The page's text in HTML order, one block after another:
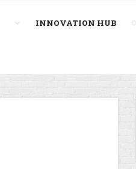
INNOVATION HUB